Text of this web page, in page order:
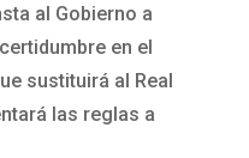
al Gobierno a
en el
sustituirá al Real
las reglas a